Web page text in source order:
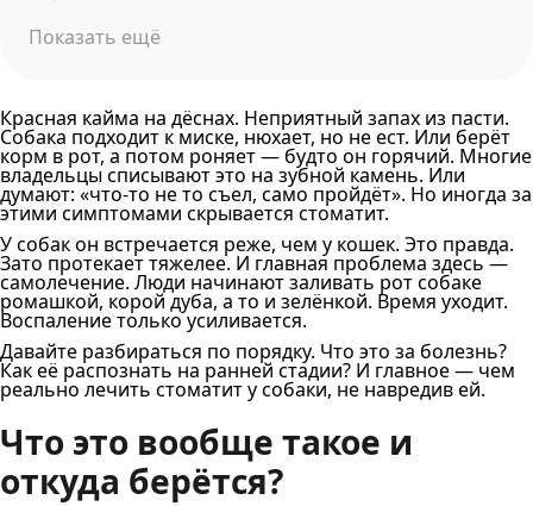
Показать ещё
Красная кайма на дёснах. Неприятный запах из пасти.
Собака подходит к миске, нюхает, но не ест. Или берёт
корм в рот, а потом роняет — будто он горячий. Многие
владельцы списывают это на зубной камень. Или
думают: «что-то не то съел, само пройдёт». Но иногда за
этими симптомами скрывается стоматит.
У собак он встречается реже, чем у кошек. Это правда.
Зато протекает тяжелее. И главная проблема здесь —
самолечение. Люди начинают заливать рот собаке
ромашкой, корой дуба, а то и зелёнкой. Время уходит.
Воспаление только усиливается.
Давайте разбираться по порядку. Что это за болезнь?
Как её распознать на ранней стадии? И главное — чем
реально лечить стоматит у собаки, не навредив ей.
Что это вообще такое и
откуда берётся?